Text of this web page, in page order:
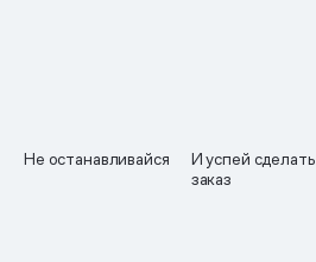
Не останавливайся
И успей сделать
заказ